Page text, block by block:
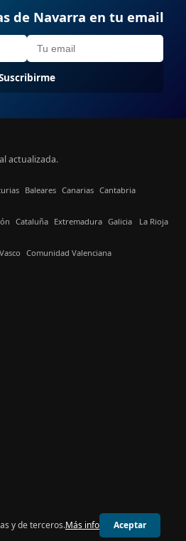
de Navarra en tu email
actualizada.
Baleares Canarias Cantabria
Cataluña Extremadura Galicia La Rioja
Comunidad Valenciana
24h Navarra
y de terceros.Más info Aceptar